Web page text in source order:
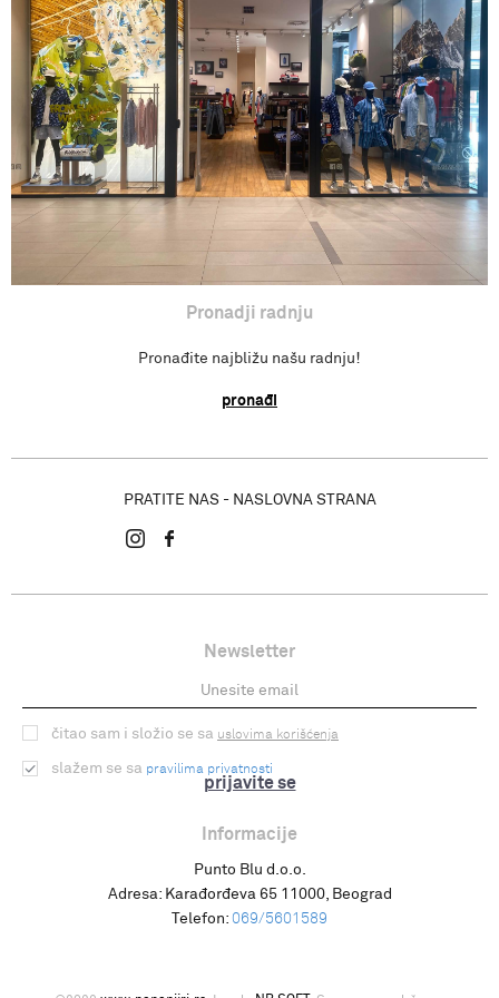
Povraćaj sredstva
Pronađi radnju
Isporuka
Pronadji radnju
Pronađite najbližu našu radnju!
pronađi
PRATITE NAS - NASLOVNA STRANA
Newsletter
prijavite se
čitao sam i složio se sa uslovima korišćenja
slažem se sa pravilima privatnosti
Informacije
Punto Blu d.o.o.
Adresa: Karađorđeva 65 11000, Beograd
Telefon: 069/5601589